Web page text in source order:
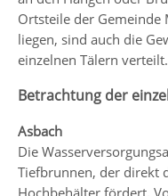
Ortsteile der Gemeinde
liegen, sind auch die
einzelnen Tälern verteilt.
Betrachtung der
Asbach
Die
Tiefbrunnen, der direkt